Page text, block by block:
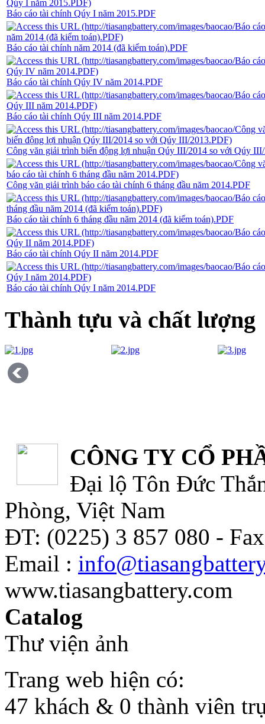
Báo cáo tài chính Qúy I năm 2015.PDF
Báo cáo tài chính năm 2014 (đã kiểm toán).PDF
Báo cáo tài chính Qúy IV năm 2014.PDF
Báo cáo tài chính Qúy III năm 2014.PDF
Công văn giải trình biến động lợi nhuận Qúy III/2014 so với Qúy
Công văn giải trình báo cáo tài chính 6 tháng đầu năm 2014.PDF
Báo cáo tài chính 6 tháng đầu năm 2014 (đã kiểm toán).PDF
Báo cáo tài chính Qúy II năm 2014.PDF
Báo cáo tài chính Qúy I năm 2014.PDF
Thành tựu và chất lượng
CÔNG TY CỔ
Đại lộ Tôn Đức
Phòng, Việt Nam
ĐT: (0225) 3 857 080 -
Email :
www.tiasangbattery.com
Catalog
Thư viện ảnh
Trang web hiện có:
47 khách & 0 thành viên